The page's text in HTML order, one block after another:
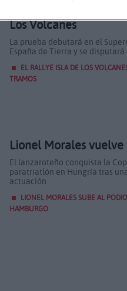
Los Volcanes
La prueba debutará en el
España de Tierra y se
EL RALLYE ISLA DE LOS
TRAMOS
Lionel Morales vuelve
El lanzaroteño conquista la
paratriatlón en Hungría tras
actuación
LIONEL MORALES SUBE AL
HAMBURGO